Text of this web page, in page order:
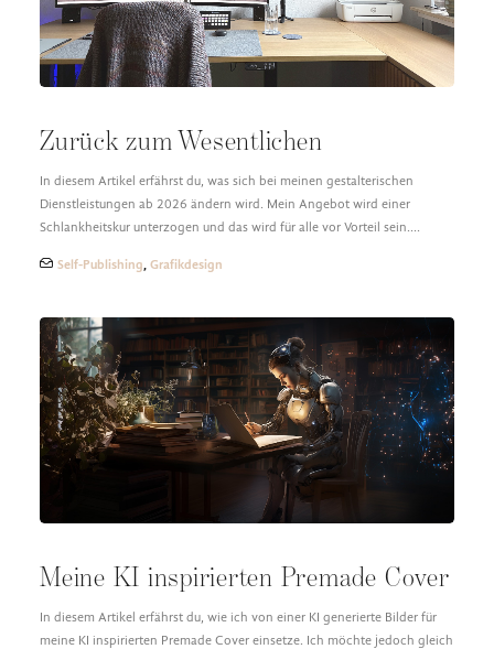
Zurück zum Wesentlichen
In diesem Artikel erfährst du, was sich bei meinen gestalterischen
Dienstleistungen ab 2026 ändern wird. Mein Angebot wird einer
Schlankheitskur unterzogen und das wird für alle vor Vorteil sein.…
Self-Publishing, Grafikdesign
Meine KI inspirierten Premade Cover
In diesem Artikel erfährst du, wie ich von einer KI generierte Bilder für
meine KI inspirierten Premade Cover einsetze. Ich möchte jedoch gleich